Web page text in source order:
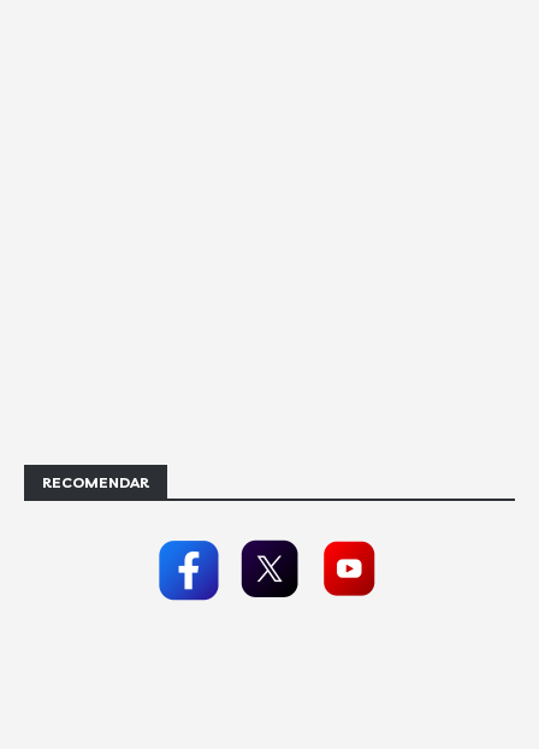
RECOMENDAR